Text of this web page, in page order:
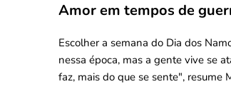
Amor em tempos de
Escolher a semana do Dia dos
nessa época, mas a gente vive se
faz, mais do que se sente", resume